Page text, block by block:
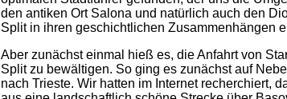
den antiken Ort Salona und natürlich auch den
Split in ihren geschichtlichen Zusammenhängen
Aber zunächst einmal hieß es, die Anfahrt von
Split zu bewältigen. So ging es zunächst auf
nach Trieste. Wir hatten im Internet recherchiert,